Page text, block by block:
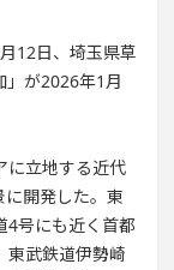
12日、埼玉県草
」が2026年1月
に立地する近代
開発した。東
4号にも近く首都
東武鉄道伊勢崎